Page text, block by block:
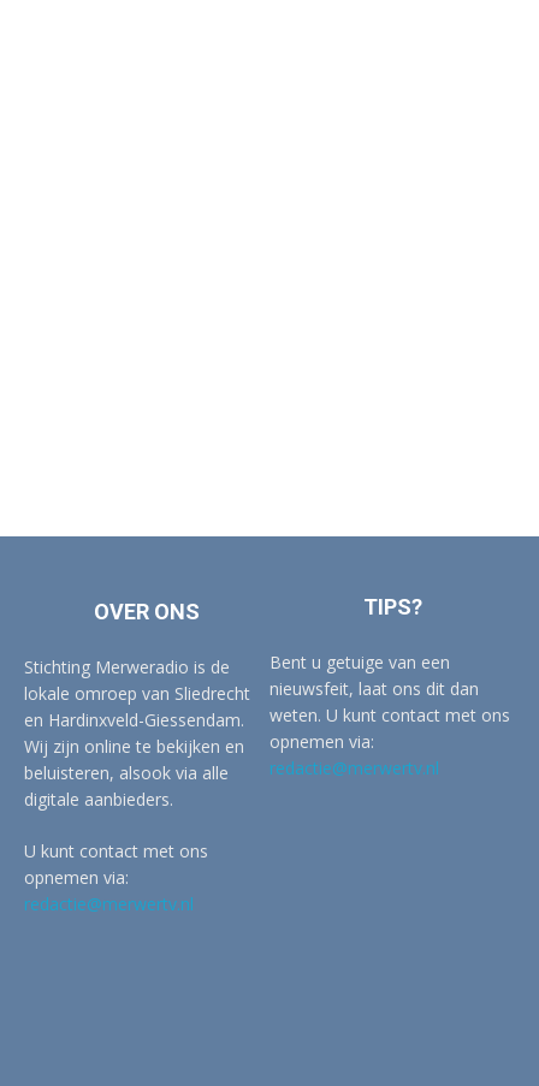
OVER ONS
Stichting Merweradio is de
lokale omroep van Sliedrecht
en Hardinxveld-Giessendam.
Wij zijn online te bekijken en
beluisteren, alsook via alle
digitale aanbieders.
U kunt contact met ons
opnemen via:
redactie@merwertv.nl
TIPS?
Bent u getuige van een
nieuwsfeit, laat ons dit dan
weten. U kunt contact met ons
opnemen via:
redactie@merwertv.nl